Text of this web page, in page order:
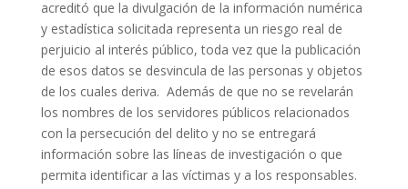
acreditó que la divulgación de la información numérica
y estadística solicitada representa un riesgo real de
perjuicio al interés público, toda vez que la publicación
de esos datos se desvincula de las personas y objetos
de los cuales deriva. ​ Además de que no se revelarán
los nombres de los servidores públicos relacionados
con la persecución del delito y no se entregará
información sobre las líneas de investigación o que
permita identificar a las víctimas y a los responsables. ​